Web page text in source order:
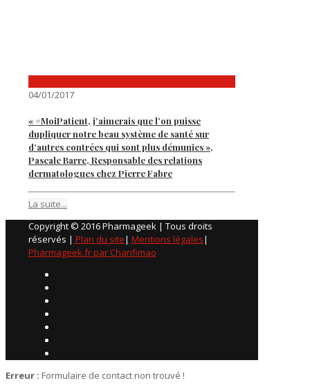
04/01/2017
« #MoiPatient, j’aimerais que l’on puisse
dupliquer notre beau système de santé sur
d’autres contrées qui sont plus démunies »,
Pascale Barre, Responsable des relations
dermatologues chez Pierre Fabre
La suite...
Copyright © 2016 Pharmageek | Tous droits
réservés | Plan du site| Mentions légales|
Pharmageek.fr par Chanfimao
Erreur : Formulaire de contact non trouvé !